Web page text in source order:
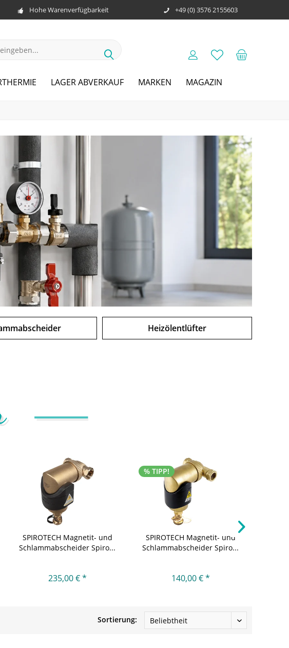
Hohe Warenverfügbarkeit +49 (0) 3576 2155603
LAGER ABVERKAUF MARKEN MAGAZIN
Heizölentlüfter
SPIROTECH Magnetit- und
Schlammabscheider Spiro...
235,00 € *
% TIPP!
SPIROTECH Magnetit- und
Schlammabscheider Spiro...
140,00 € *
Sortierung: